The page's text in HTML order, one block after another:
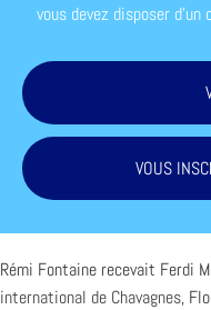
vous devez disposer
VOUS
Rémi Fontaine recevait Ferdi
international de Chavagnes,